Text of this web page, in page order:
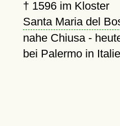
† 1596im Kloster
Santa Maria del
nahe Chiusa -
bei Palermo in